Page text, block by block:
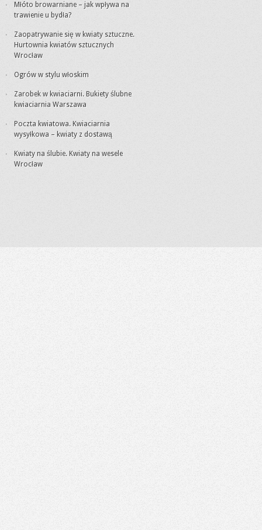
Młóto browarniane – jak wpływa na
trawienie u bydła?
Zaopatrywanie się w kwiaty sztuczne.
Hurtownia kwiatów sztucznych
Wrocław
Ogrów w stylu włoskim
Zarobek w kwiaciarni. Bukiety ślubne
kwiaciarnia Warszawa
Poczta kwiatowa. Kwiaciarnia
wysyłkowa – kwiaty z dostawą
Kwiaty na ślubie. Kwiaty na wesele
Wrocław